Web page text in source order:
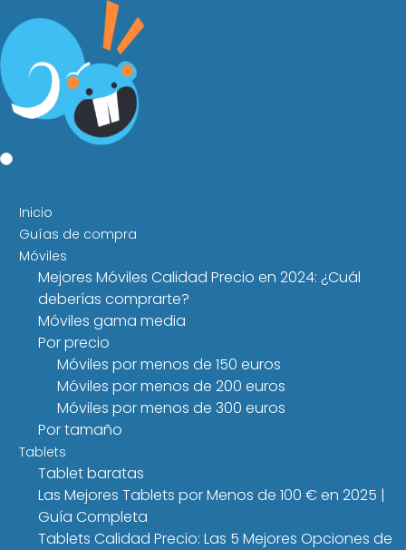
Inicio
Guías de compra
Móviles
Mejores Móviles Calidad Precio en 2024: ¿Cuál
deberías comprarte?
Móviles gama media
Por precio
Móviles por menos de 150 euros
Móviles por menos de 200 euros
Móviles por menos de 300 euros
Por tamaño
Tablets
Tablet baratas
Las Mejores Tablets por Menos de 100 € en 2025 |
Guía Completa
Tablets Calidad Precio: Las 5 Mejores Opciones de